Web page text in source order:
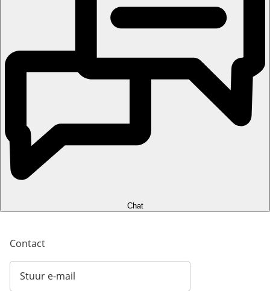
Chat
Contact
Stuur e-mail
Opent e-mailclient